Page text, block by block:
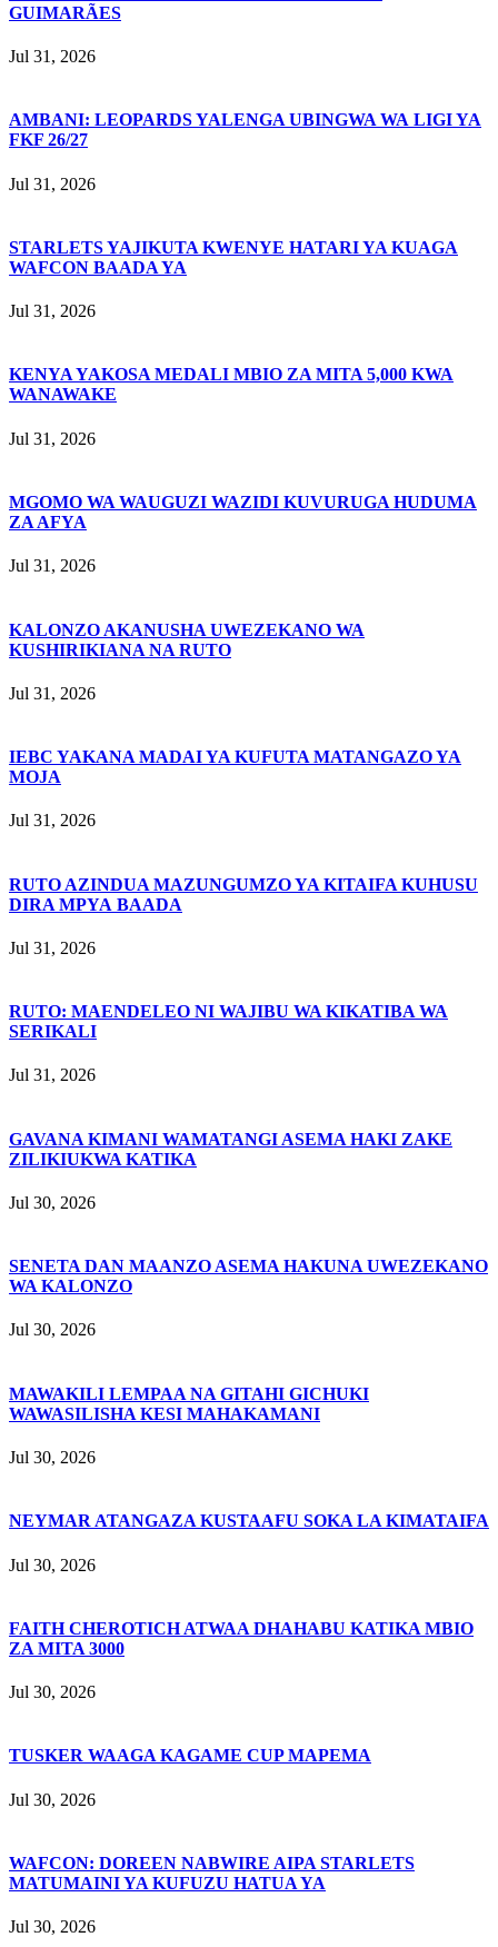
GUIMARÃES
Jul 31, 2026
AMBANI: LEOPARDS YALENGA UBINGWA WA LIGI YA
FKF 26/27
Jul 31, 2026
STARLETS YAJIKUTA KWENYE HATARI YA KUAGA
WAFCON BAADA YA
Jul 31, 2026
KENYA YAKOSA MEDALI MBIO ZA MITA 5,000 KWA
WANAWAKE
Jul 31, 2026
MGOMO WA WAUGUZI WAZIDI KUVURUGA HUDUMA
ZA AFYA
Jul 31, 2026
KALONZO AKANUSHA UWEZEKANO WA
KUSHIRIKIANA NA RUTO
Jul 31, 2026
IEBC YAKANA MADAI YA KUFUTA MATANGAZO YA
MOJA
Jul 31, 2026
RUTO AZINDUA MAZUNGUMZO YA KITAIFA KUHUSU
DIRA MPYA BAADA
Jul 31, 2026
RUTO: MAENDELEO NI WAJIBU WA KIKATIBA WA
SERIKALI
Jul 31, 2026
GAVANA KIMANI WAMATANGI ASEMA HAKI ZAKE
ZILIKIUKWA KATIKA
Jul 30, 2026
SENETA DAN MAANZO ASEMA HAKUNA UWEZEKANO
WA KALONZO
Jul 30, 2026
MAWAKILI LEMPAA NA GITAHI GICHUKI
WAWASILISHA KESI MAHAKAMANI
Jul 30, 2026
NEYMAR ATANGAZA KUSTAAFU SOKA LA KIMATAIFA
Jul 30, 2026
FAITH CHEROTICH ATWAA DHAHABU KATIKA MBIO
ZA MITA 3000
Jul 30, 2026
TUSKER WAAGA KAGAME CUP MAPEMA
Jul 30, 2026
WAFCON: DOREEN NABWIRE AIPA STARLETS
MATUMAINI YA KUFUZU HATUA YA
Jul 30, 2026